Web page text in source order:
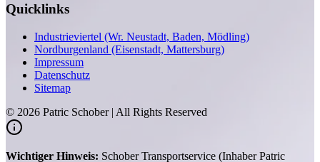
Quicklinks
Industrieviertel (Wr. Neustadt, Baden, Mödling)
Nordburgenland (Eisenstadt, Mattersburg)
Impressum
Datenschutz
Sitemap
© 2026 Patric Schober | All Rights Reserved
Wichtiger Hinweis: Schober Transportservice (Inhaber Patric